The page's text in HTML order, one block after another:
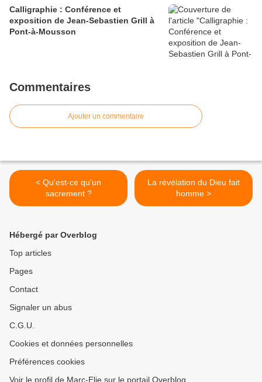
Calligraphie : Conférence et
exposition de Jean-Sebastien Grill à
Pont-à-Mousson
Commentaires
Ajouter un commentaire
< Qu'est-ce qu'un
sacrement ?
La révélation du Dieu fait
homme >
Hébergé par Overblog
Top articles
Pages
Contact
Signaler un abus
C.G.U.
Cookies et données personnelles
Préférences cookies
Voir le profil de Marc-Elie sur le portail Overblog